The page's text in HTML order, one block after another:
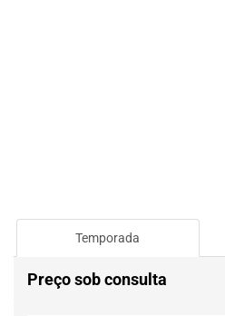
Temporada
Preço sob consulta